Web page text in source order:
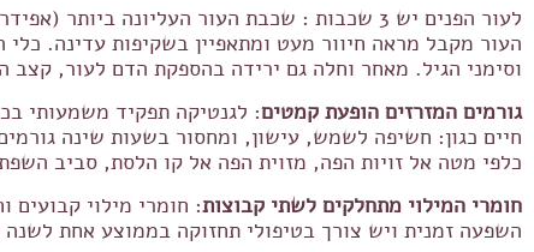
לעור הפנים יש 3 שכבות : שכבת העור
העור מקבל מראה חיוור מעט ומתאפיין בשקיפות עדינה.
וסימני הגיל. מאחר וחלה גם ירידה בהספקת הדם לעור,
גורמים המזרזים הופעת קמטים: לגנטיקה תפקיד משמעותי
חיים כגון: חשיפה לשמש, עישון, ומחסור בשעות שינה
כלפי מטה אל זויות הפה, מזוית הפה אל קו הלסת, סביב
חומרי המילוי מתחלקים לשתי קבוצות: חומרי מילוי קבועים
השפעה זמנית ויש צורך בטיפולי תחזוקה בממוצע אחת